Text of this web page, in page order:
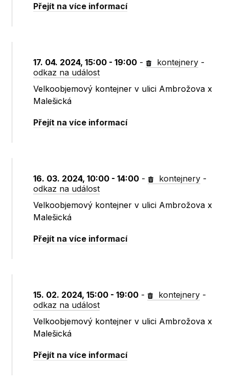
Přejít na více informací
17. 04. 2024, 15:00 - 19:00 - kontejnery -
odkaz na událost
Velkoobjemový kontejner v ulici Ambrožova x
Malešická
Přejít na více informací
16. 03. 2024, 10:00 - 14:00 - kontejnery -
odkaz na událost
Velkoobjemový kontejner v ulici Ambrožova x
Malešická
Přejít na více informací
15. 02. 2024, 15:00 - 19:00 - kontejnery -
odkaz na událost
Velkoobjemový kontejner v ulici Ambrožova x
Malešická
Přejít na více informací